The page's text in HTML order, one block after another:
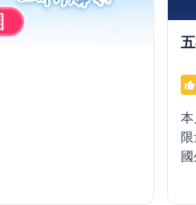
thumb_up